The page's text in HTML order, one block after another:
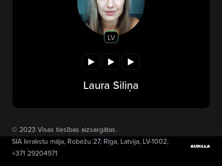
LV
Laura Siliņa
© 2023 Visas tiesības aizsargātas.
SIA Ierakstu māja, Robežu 27, Rīga, Latvija, LV-1002,
+371 29204971